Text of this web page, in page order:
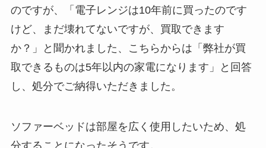
のですが、「電子レンジは10年前に買ったのです
けど、まだ壊れてないですが、買取できます
か？」と聞かれました、こちらからは「弊社が買
取できるものは5年以内の家電になります」と回答
し、処分でご納得いただきました。
ソファーベッドは部屋を広く使用したいため、処
分することになったそうです。